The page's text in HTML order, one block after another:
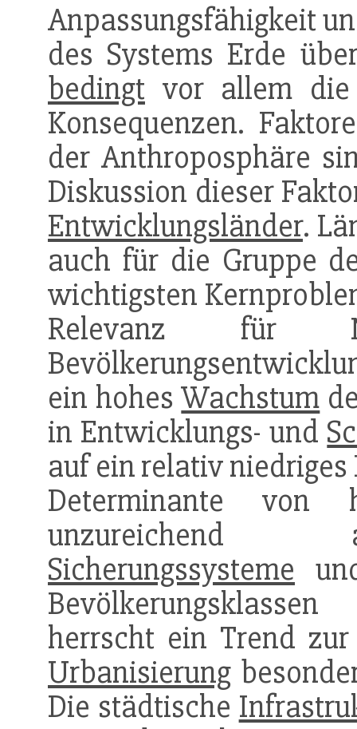
Anpassungsfähigkeit
des Systems Erde
bedingt vor allem die
Konsequenzen.
der Anthroposphäre
Diskussion dieser
Entwicklungsländer.
auch für die Gruppe
wichtigsten
Relevanz für
ein hohesWachstum
in Entwicklungs- und
auf ein relativ
Determinante von
unzureichend
Sicherungssysteme
herrscht ein Trend
Urbanisierung
Die städtische